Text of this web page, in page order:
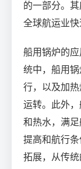
的一部分。
全球航运业快
船用锅炉的
统中，船用
行，以及加
运转。此外
和热水，满
提高和航行
拓展，从传